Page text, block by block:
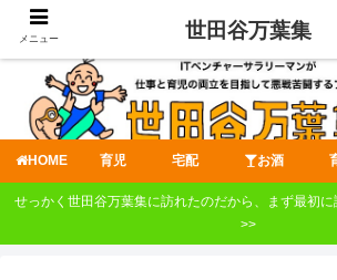
HOME 育児 宅配 お酒
せっかく世田谷万葉集に訪れたのだから、まず最初に
>>
メニュー 世田谷万葉集